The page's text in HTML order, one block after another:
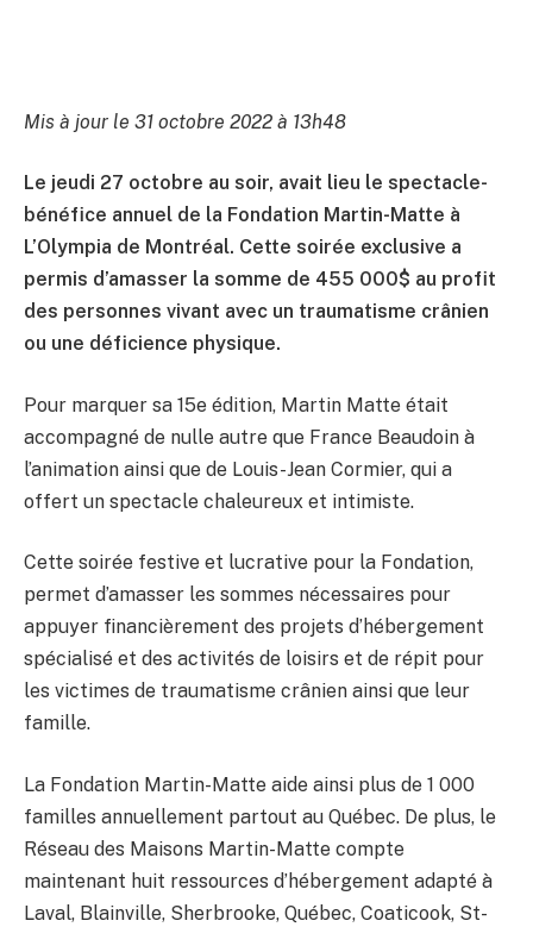
Mis à jour le 31 octobre 2022 à 13h48
Le jeudi 27 octobre au soir, avait lieu le spectacle-
bénéfice annuel de la Fondation Martin-Matte à
L’Olympia de Montréal. Cette soirée exclusive a
permis d’amasser la somme de 455 000$ au profit
des personnes vivant avec un traumatisme crânien
ou une déficience physique.
Pour marquer sa 15e édition, Martin Matte était
accompagné de nulle autre que France Beaudoin à
l’animation ainsi que de Louis-Jean Cormier, qui a
offert un spectacle chaleureux et intimiste.
Cette soirée festive et lucrative pour la Fondation,
permet d’amasser les sommes nécessaires pour
appuyer financièrement des projets d’hébergement
spécialisé et des activités de loisirs et de répit pour
les victimes de traumatisme crânien ainsi que leur
famille.
La Fondation Martin-Matte aide ainsi plus de 1 000
familles annuellement partout au Québec. De plus, le
Réseau des Maisons Martin-Matte compte
maintenant huit ressources d’hébergement adapté à
Laval, Blainville, Sherbrooke, Québec, Coaticook, St-